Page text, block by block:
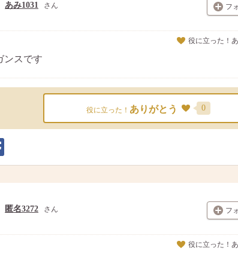
フ
あみ1031 さん
役に立った！
ンスです
役に立った！ ありがとう 0
フ
匿名3272 さん
役に立った！